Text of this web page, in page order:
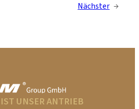
Nächster →
UNSER ANTRIEB